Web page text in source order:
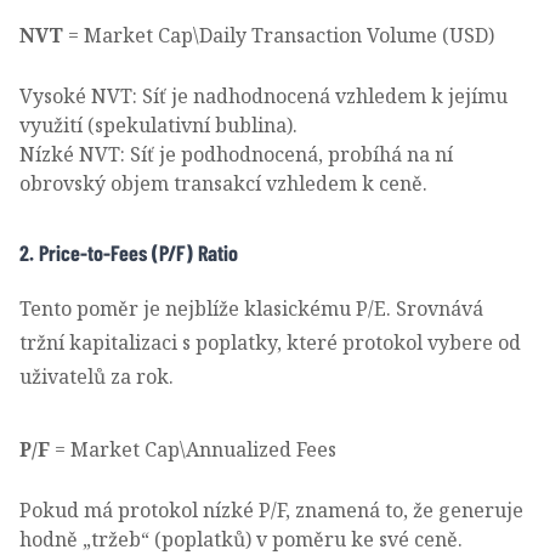
NVT = Market Cap\Daily Transaction Volume (USD)
Vysoké NVT: Síť je nadhodnocená vzhledem k jejímu
využití (spekulativní bublina).
Nízké NVT: Síť je podhodnocená, probíhá na ní
obrovský objem transakcí vzhledem k ceně.
2. Price-to-Fees (P/F) Ratio
Tento poměr je nejblíže klasickému P/E. Srovnává
tržní kapitalizaci s poplatky, které protokol vybere od
uživatelů za rok.
P/F = Market Cap\Annualized Fees
Pokud má protokol nízké P/F, znamená to, že generuje
hodně „tržeb“ (poplatků) v poměru ke své ceně.